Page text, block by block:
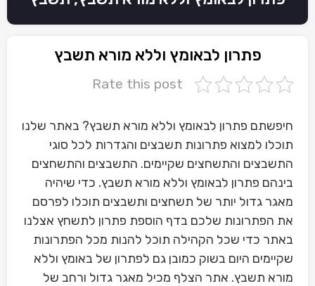
פתרון לבאומץ וללא מורא תשבץ
Rate this post
חיפשתם פתרון לבאומץ וללא מורא תשבץ? באתר שלנו
תוכלו למצוא פתרונות תשבצים והגדרות לכל סוגי
התשבצים והתשחצים שקיימים. התשבצים והתשחצים
בינהם פתרון לבאומץ וללא מורא תשבץ. כדי שיהיה
מאגר גדול יותר של תשחצים ותשבצים תוכלו לפרסם
את הפתרונות שלכם בדף הוספת פתרון לתשחץ אצלנו
באתר כדי שכל הקהילה תוכל להנות מכל הפתרונות
שקיימים היום בשוק כמובן גם לפתרון של באומץ וללא
מורא תשבץ. אתר הצלף מכיל מאגר גדול ורחב של